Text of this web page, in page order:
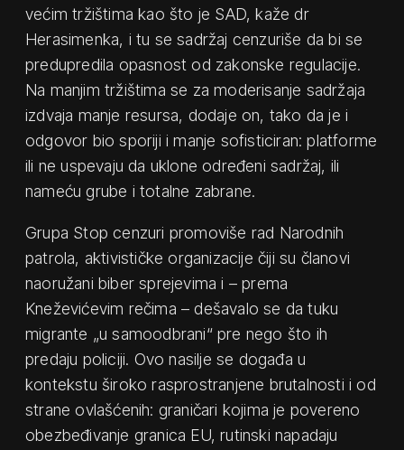
većim tržištima kao što je SAD, kaže dr
Herasimenka, i tu se sadržaj cenzuriše da bi se
predupredila opasnost od zakonske regulacije.
Na manjim tržištima se za moderisanje sadržaja
izdvaja manje resursa, dodaje on, tako da je i
odgovor bio sporiji i manje sofisticiran: platforme
ili ne uspevaju da uklone određeni sadržaj, ili
nameću grube i totalne zabrane.
Grupa Stop cenzuri promoviše rad Narodnih
patrola, aktivističke organizacije čiji su članovi
naoružani biber sprejevima i – prema
Kneževićevim rečima – dešavalo se da tuku
migrante „u samoodbrani“ pre nego što ih
predaju policiji. Ovo nasilje se događa u
kontekstu široko rasprostranjene brutalnosti i od
strane ovlašćenih: graničari kojima je povereno
obezbeđivanje granica EU, rutinski napadaju